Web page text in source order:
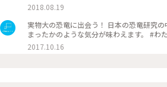
2018.08.19
実物大の恐竜に出会う！ 日本の恐竜研究
まった
2017.10.16